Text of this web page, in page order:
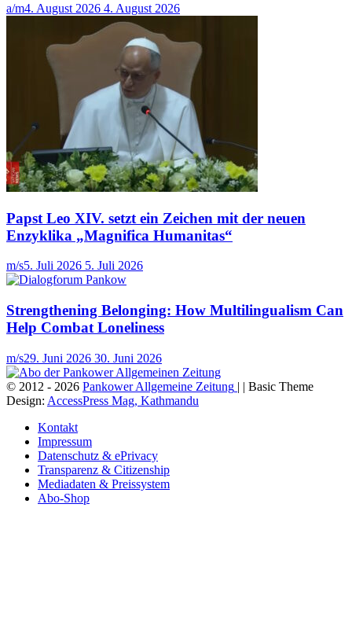
a/m4. August 2026 4. August 2026
Papst Leo XIV. setzt ein Zeichen mit der neuen
Enzyklika „Magnifica Humanitas“
m/s5. Juli 2026 5. Juli 2026
Strengthening Belonging: How Multilingualism Can
Help Combat Loneliness
m/s29. Juni 2026 30. Juni 2026
© 2012 - 2026 Pankower Allgemeine Zeitung | | Basic Theme
Design: AccessPress Mag, Kathmandu
Kontakt
Impressum
Datenschutz & ePrivacy
Transparenz & Citizenship
Mediadaten & Preissystem
Abo-Shop